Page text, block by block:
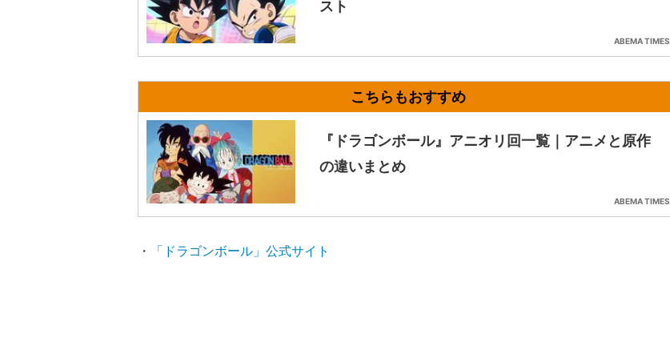
スト
ABEMA TIMES
『ドラゴンボール』アニオリ回一覧｜アニメと原作
の違いまとめ
ABEMA TIMES
・ 「ドラゴンボール」公式サイト